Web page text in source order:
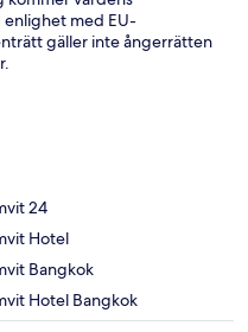
med EU-
gäller inte ångerrätten
24
Hotel
Bangkok
Hotel Bangkok